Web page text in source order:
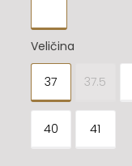
Veličina
37 37.5
40 41